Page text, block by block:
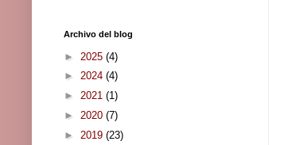
Archivo del blog
► 2025 (4)
► 2024 (4)
► 2021 (1)
► 2020 (7)
► 2019 (23)